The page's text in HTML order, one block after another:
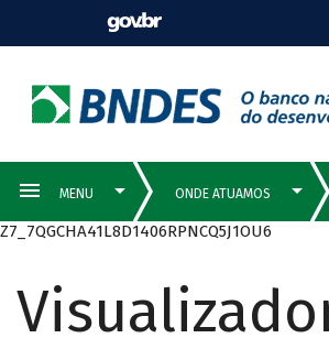
Z7_7QGCHA41L8D1406RPNCQ5J1OU6